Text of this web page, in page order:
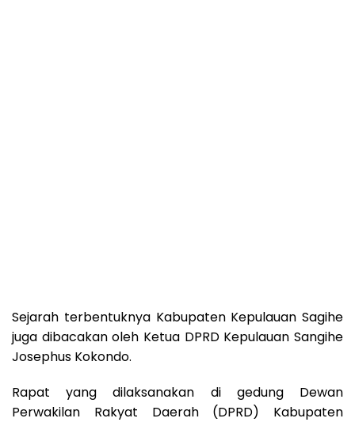
Sejarah terbentuknya Kabupaten Kepulauan Sagihe
juga dibacakan oleh Ketua DPRD Kepulauan Sangihe
Josephus Kokondo.
Rapat yang dilaksanakan di gedung Dewan
Perwakilan Rakyat Daerah (DPRD) Kabupaten